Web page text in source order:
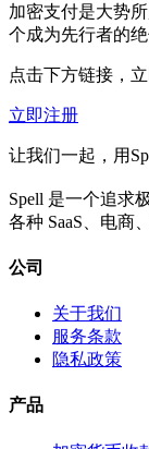
加密支付是大势
个成为先行者的绝
点击下方链接，
立即注册
让我们一起，用
Spell 是一个追求
各种 SaaS、电商
公司
关于我们
服务条款
隐私政策
产品